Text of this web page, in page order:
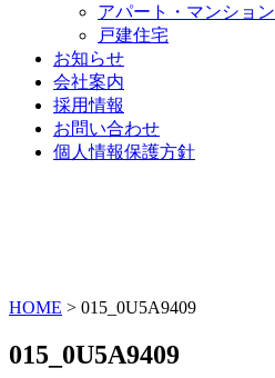
アパート・マンション
戸建住宅
お知らせ
会社案内
採用情報
お問い合わせ
個人情報保護方針
HOME > 015_0U5A9409
015_0U5A9409